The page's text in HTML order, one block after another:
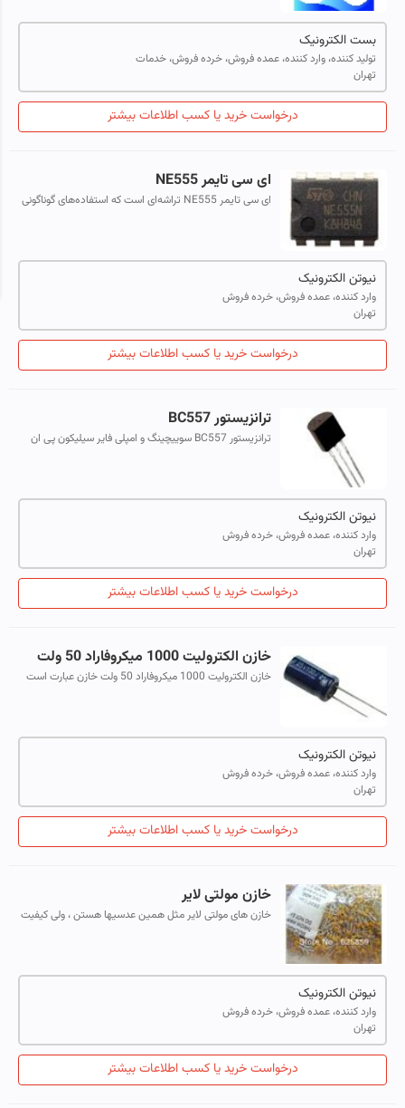
بست الکترونیک
تولید کننده، وارد کننده، عمده فروش، خرده فروش، خدمات
تهران
درخواست خرید یا کسب اطلاعات بیشتر
ای سی تایمر NE555
ای سی تایمر NE555 تراشه‌ای است که استفاده‌های گوناگونی
نیوتن الکترونیک
وارد کننده، عمده فروش، خرده فروش
تهران
درخواست خرید یا کسب اطلاعات بیشتر
ترانزیستور BC557
ترانزیستور BC557 سوییچینگ و امپلی فایر سیلیکون پی ان
نیوتن الکترونیک
وارد کننده، عمده فروش، خرده فروش
تهران
درخواست خرید یا کسب اطلاعات بیشتر
خازن الکترولیت 1000 میکروفاراد 50 ولت
خازن الکترولیت 1000 میکروفاراد 50 ولت خازن عبارت است
نیوتن الکترونیک
وارد کننده، عمده فروش، خرده فروش
تهران
درخواست خرید یا کسب اطلاعات بیشتر
خازن مولتی لایر
خازن های مولتی لایر مثل همین عدسیها هستن ، ولی کیفیت
نیوتن الکترونیک
وارد کننده، عمده فروش، خرده فروش
تهران
درخواست خرید یا کسب اطلاعات بیشتر